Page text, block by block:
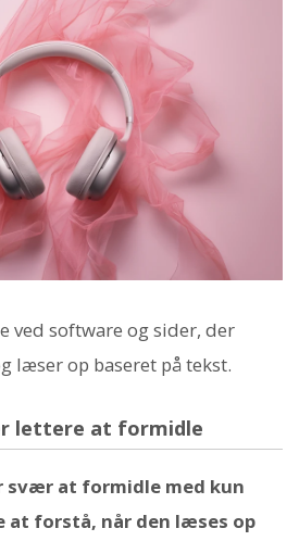
ved software og sider, der
læser op baseret på tekst.
lettere at formidle
svær at formidle med kun
at forstå, når den læses op